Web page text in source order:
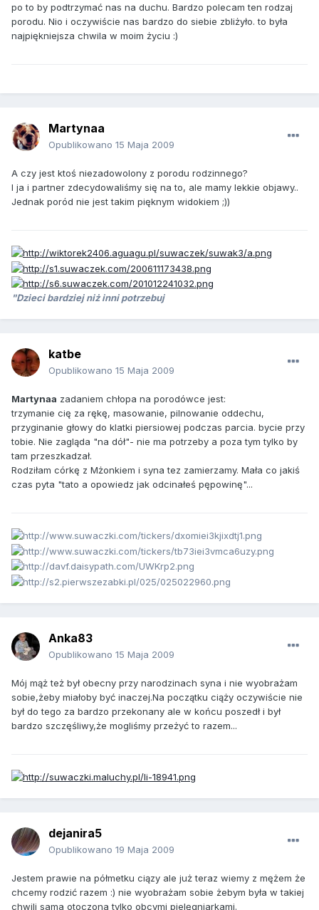
po to by podtrzymać nas na duchu. Bardzo polecam ten rodzaj
porodu. Nio i oczywiście nas bardzo do siebie zbliżyło. to była
najpiękniejsza chwila w moim życiu :)
Martynaa
Opublikowano 15 Maja 2009
A czy jest ktoś niezadowolony z porodu rodzinnego?
I ja i partner zdecydowaliśmy się na to, ale mamy lekkie objawy..
Jednak poród nie jest takim pięknym widokiem ;))
"Dzieci bardziej niż inni potrzebuj
katbe
Opublikowano 15 Maja 2009
Martynaa zadaniem chłopa na porodówce jest:
trzymanie cię za rękę, masowanie, pilnowanie oddechu,
przyginanie głowy do klatki piersiowej podczas parcia. bycie przy
tobie. Nie zagląda "na dół"- nie ma potrzeby a poza tym tylko by
tam przeszkadzał.
Rodziłam córkę z Mżonkiem i syna tez zamierzamy. Mała co jakiś
czas pyta "tato a opowiedz jak odcinałeś pępowinę"...
Anka83
Opublikowano 15 Maja 2009
Mój mąż też był obecny przy narodzinach syna i nie wyobrażam
sobie,żeby miałoby być inaczej.Na początku ciąży oczywiście nie
był do tego za bardzo przekonany ale w końcu poszedł i był
bardzo szczęśliwy,że mogliśmy przeżyć to razem...
dejanira5
Opublikowano 19 Maja 2009
Jestem prawie na półmetku ciązy ale już teraz wiemy z mężem że
chcemy rodzić razem :) nie wyobrażam sobie żebym była w takiej
chwili sama otoczona tylko obcymi pielęgniarkami.